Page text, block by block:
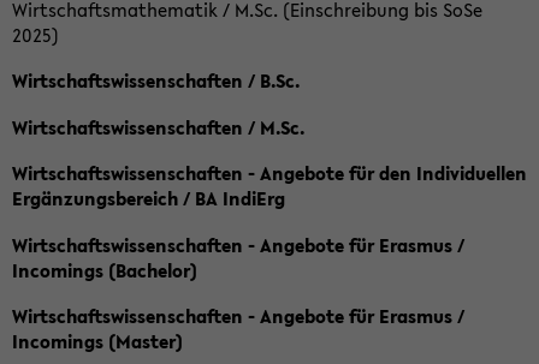
Wirtschaftsmathematik / M.Sc. (Einschreibung bis SoSe
2025)
Wirtschaftswissenschaften / B.Sc.
Wirtschaftswissenschaften / M.Sc.
Wirtschaftswissenschaften - Angebote für den Individuellen
Ergänzungsbereich / BA IndiErg
Wirtschaftswissenschaften - Angebote für Erasmus /
Incomings (Bachelor)
Wirtschaftswissenschaften - Angebote für Erasmus /
Incomings (Master)